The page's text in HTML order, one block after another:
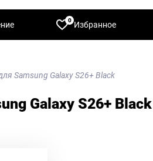
Избранное
0
Samsung Galaxy S26+ Black
Galaxy S26+ Black